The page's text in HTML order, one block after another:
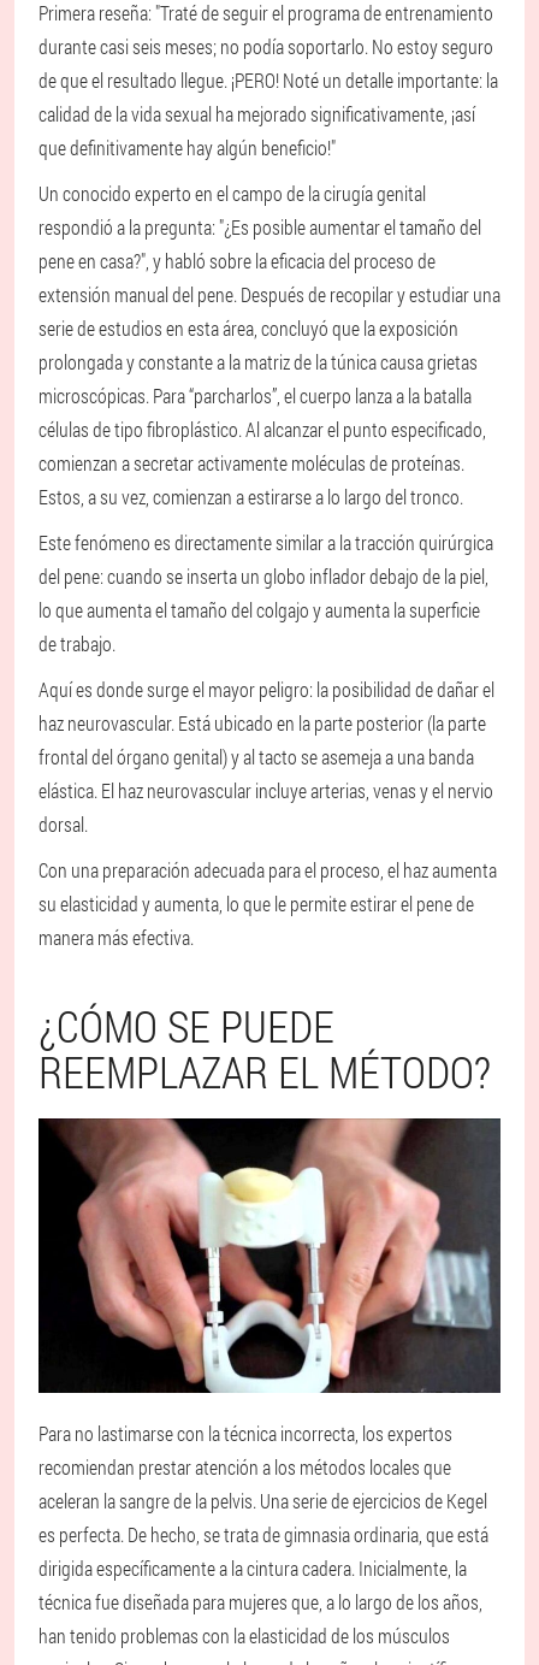
Primera reseña: "Traté de seguir el programa de entrenamiento
durante casi seis meses; no podía soportarlo. No estoy seguro
de que el resultado llegue. ¡PERO! Noté un detalle importante: la
calidad de la vida sexual ha mejorado significativamente, ¡así
que definitivamente hay algún beneficio!"
Un conocido experto en el campo de la cirugía genital
respondió a la pregunta: "¿Es posible aumentar el tamaño del
pene en casa?", y habló sobre la eficacia del proceso de
extensión manual del pene. Después de recopilar y estudiar una
serie de estudios en esta área, concluyó que la exposición
prolongada y constante a la matriz de la túnica causa grietas
microscópicas. Para “parcharlos”, el cuerpo lanza a la batalla
células de tipo fibroplástico. Al alcanzar el punto especificado,
comienzan a secretar activamente moléculas de proteínas.
Estos, a su vez, comienzan a estirarse a lo largo del tronco.
Este fenómeno es directamente similar a la tracción quirúrgica
del pene: cuando se inserta un globo inflador debajo de la piel,
lo que aumenta el tamaño del colgajo y aumenta la superficie
de trabajo.
Aquí es donde surge el mayor peligro: la posibilidad de dañar el
haz neurovascular. Está ubicado en la parte posterior (la parte
frontal del órgano genital) y al tacto se asemeja a una banda
elástica. El haz neurovascular incluye arterias, venas y el nervio
dorsal.
Con una preparación adecuada para el proceso, el haz aumenta
su elasticidad y aumenta, lo que le permite estirar el pene de
manera más efectiva.
¿CÓMO SE PUEDE
REEMPLAZAR EL MÉTODO?
Para no lastimarse con la técnica incorrecta, los expertos
recomiendan prestar atención a los métodos locales que
aceleran la sangre de la pelvis. Una serie de ejercicios de Kegel
es perfecta. De hecho, se trata de gimnasia ordinaria, que está
dirigida específicamente a la cintura cadera. Inicialmente, la
técnica fue diseñada para mujeres que, a lo largo de los años,
han tenido problemas con la elasticidad de los músculos